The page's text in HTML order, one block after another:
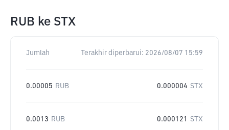
RUB ke STX
Jumlah Terakhir diperbarui: 2026/08/07 15:59
0.00005 RUB 0.000004 STX
0.0013 RUB 0.000121 STX